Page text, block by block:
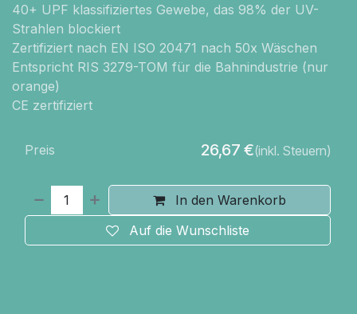
40+ UPF klassifiziertes Gewebe, das 98% der UV-
Strahlen blockiert
Zertifiziert nach EN ISO 20471 nach 50x Wäschen
Entspricht RIS 3279-TOM für die Bahnindustrie (nur
orange)
CE zertifiziert
In den Warenkorb
Auf die Wunschliste
Preis 26,67 €(inkl. Steuern)